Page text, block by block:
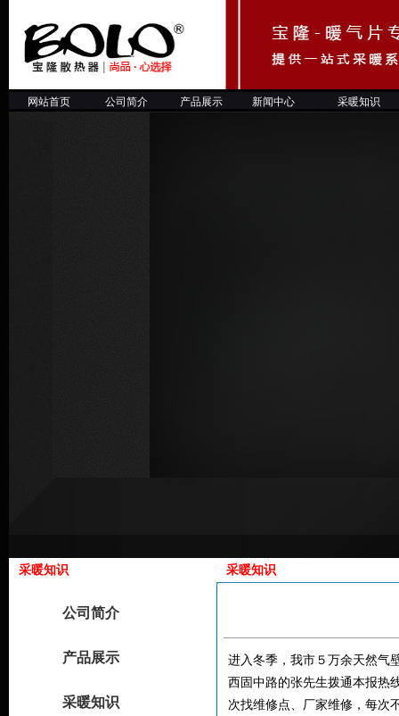
网站首页 公司简介 产品展示 新闻中心 采暖知识
采暖知识
公司简介
产品展示
采暖知识
采暖知识
进入冬季，我市５万余天然气
西固中路的张先生拨通本报热
次找维修点、厂家维修，每次